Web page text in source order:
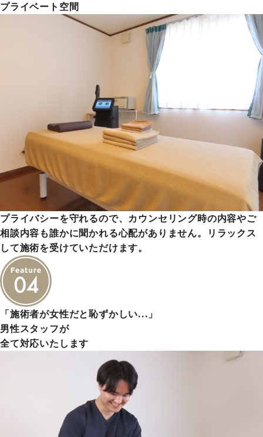
プライベート空間
プライバシーを守れるので、カウンセリング時の内容やご
相談内容も誰かに聞かれる心配がありません。リラックス
して施術を受けていただけます。
「施術者が女性だと恥ずかしい…」
男性スタッフが
全て対応いたします